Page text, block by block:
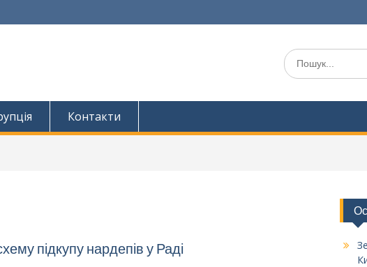
Шукати:
Контакти
підкупу нардепів у Раді